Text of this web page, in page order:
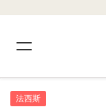
法西斯